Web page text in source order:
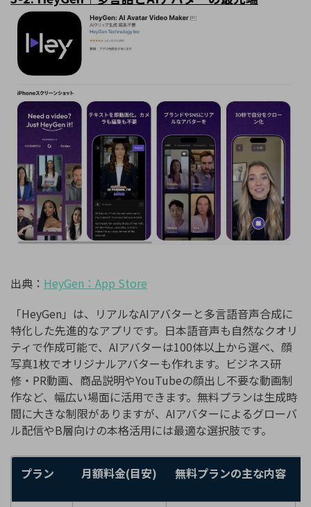
出典： HeyGen ： App Store
「HeyGen」は、リアルなAIアバターと多言語音声合成に
特化した先進的なアプリです。日本語音声も自然なクオリ
ティで作成可能で、AIアバターは100体以上から選べ、顔
写真1枚でオリジナルアバターも作れます。ビジネス研
修・PR動画、商品説明やYouTubeの顔出し不要な動画制
作など、幅広い場面に活用できます。無料プランは生成時
間に大きな制限がありますが、AIアバターによるグローバ
ル配信やB層向けの本格活用には最適な選択肢です。
プラン 月額料金(目安) 無料プランの主な内容